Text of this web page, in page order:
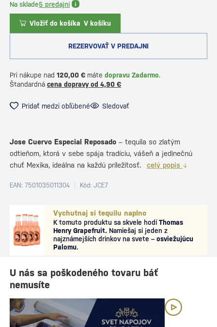
Na sklade5 predajní
Vložiť do košíka V košíku
REZERVOVAŤ V PREDAJNI
Pri nákupe nad 120,00 € máte dopravu Zadarmo.
Štandardná cena dopravy od 4,90 €
Pridať medzi obľúbené Sledovať
Vychutnaj si tequilu naplno
K tomuto produktu sa skvele hodíThomas
Henry Grapefruit. Namiešaj si jeden z
najznámejších drinkov na svete – osviežujúcu
Palomu.
Jose Cuervo Especial Reposado – tequila so zlatým
odtieňom, ktorá v sebe spája tradíciu, vášeň a jedinečnú
chuť Mexika, ideálna na každú príležitosť.
celý popis
EAN: 7501035011304 Kód: JCE7
U nás sa poškodeného tovaru báť
nemusíte